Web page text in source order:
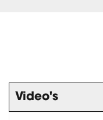
Video's